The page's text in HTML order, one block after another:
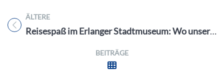
ÄLTERE
Titel für Beitrag
Reisespaß im Erlanger Stadtmuseum: Wo unsere Wörter herkommen
BEITRÄGE